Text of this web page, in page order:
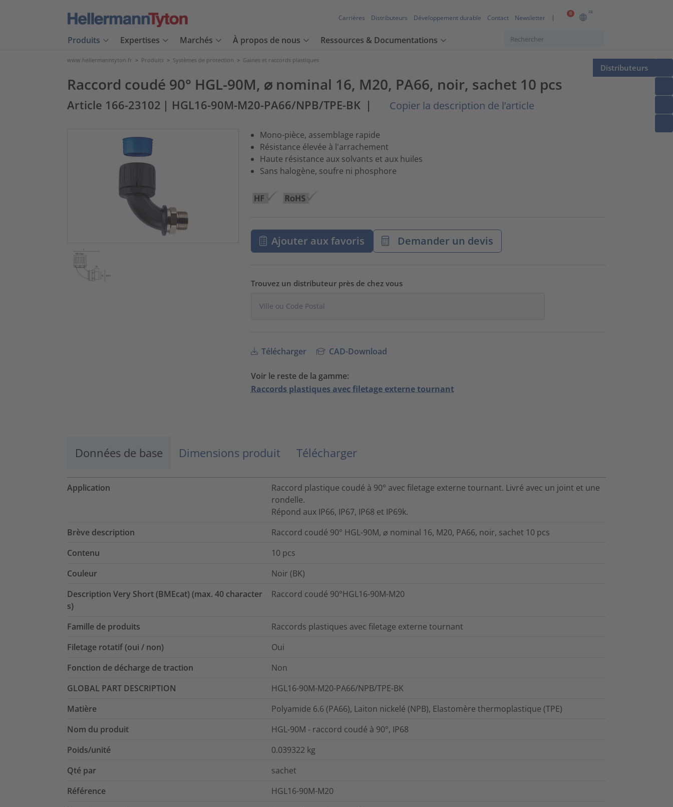
0 FR
Carrières Distributeurs Développement durable Contact Newsletter
Produits Expertises Marchés À propos de nous Ressources & Documentations
Distributeurs
www.hellermanntyton.fr > Produits > Systèmes de protection > Gaines et raccords plastiques
Raccord coudé 90° HGL-90M, ⌀ nominal 16, M20, PA66, noir, sachet 10 pcs
Article 166-23102 | HGL16-90M-M20-PA66/NPB/TPE-BK | Copier la description de l’article
Mono-pièce, assemblage rapide
Résistance élevée à l'arrachement
Haute résistance aux solvants et aux huiles
Sans halogène, soufre ni phosphore
Ajouter aux favoris Demander un devis
Trouvez un distributeur près de chez vous
Télécharger CAD-Download
Voir le reste de la gamme:
Raccords plastiques avec filetage externe tournant
Données de base Dimensions produit Télécharger
Application
Raccord plastique coudé à 90° avec filetage externe tournant. Livré avec un joint et une
rondelle.
Répond aux IP66, IP67, IP68 et IP69k.
Brève description
Raccord coudé 90° HGL-90M, ⌀ nominal 16, M20, PA66, noir, sachet 10 pcs
Contenu
10 pcs
Couleur
Noir (BK)
Description Very Short (BMEcat) (max. 40 character
s)
Raccord coudé 90°HGL16-90M-M20
Famille de produits
Raccords plastiques avec filetage externe tournant
Filetage rotatif (oui / non)
Oui
Fonction de décharge de traction
Non
GLOBAL PART DESCRIPTION
HGL16-90M-M20-PA66/NPB/TPE-BK
Matière
Polyamide 6.6 (PA66), Laiton nickelé (NPB), Elastomère thermoplastique (TPE)
Nom du produit
HGL-90M - raccord coudé à 90°, IP68
Poids/unité
0.039322 kg
Qté par
sachet
Référence
HGL16-90M-M20